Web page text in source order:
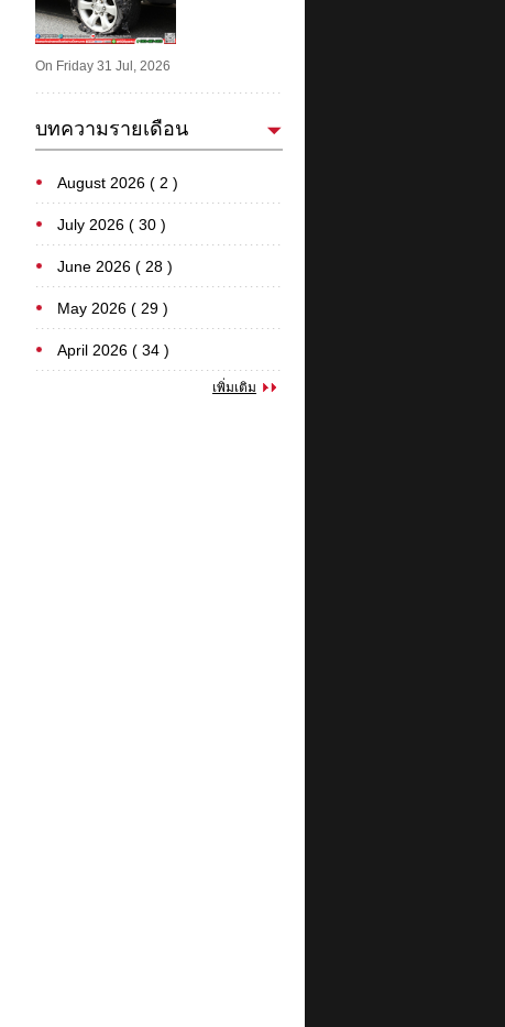
On Friday 31 Jul, 2026
บทความรายเดือน
August 2026 ( 2 )
July 2026 ( 30 )
June 2026 ( 28 )
May 2026 ( 29 )
April 2026 ( 34 )
เพิ่มเติม